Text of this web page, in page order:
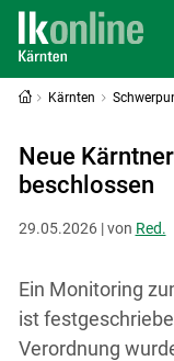
Kärnten
Neue
beschlossen
29.05.2026 | von Red.
Ein Monitoring
ist
Verordnung